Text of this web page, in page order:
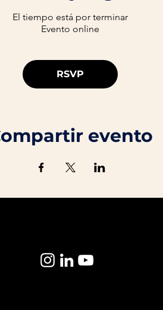
El tiempo está por terminar
Evento online
RSVP
evento